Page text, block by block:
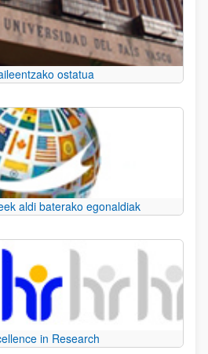
ostatua
aldi baterako egonaldiak
in Research